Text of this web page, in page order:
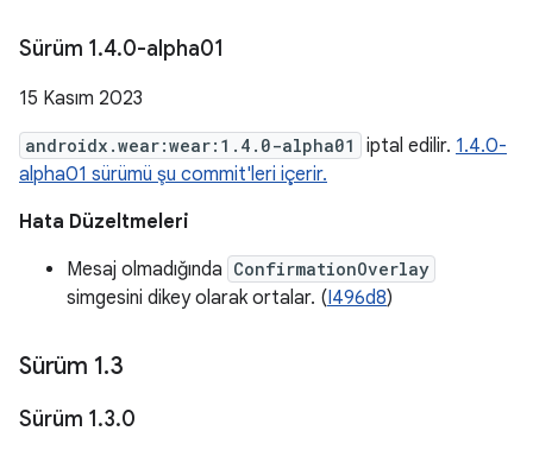
Sürüm 1.4.0-alpha01
15 Kasım 2023
androidx.wear:wear:1.4.0-alpha01 iptal edilir. 1.4.0-
alpha01 sürümü şu commit'leri içerir.
Hata Düzeltmeleri
Mesaj olmadığında ConfirmationOverlay
simgesini dikey olarak ortalar. (I496d8)
Sürüm 1.3
Sürüm 1.3.0